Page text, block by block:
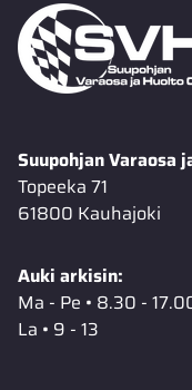
Suupohjan Varaosa
Topeeka 71
61800 Kauhajoki
Auki arkisin:
Ma - Pe • 8.30 -
La • 9 - 13